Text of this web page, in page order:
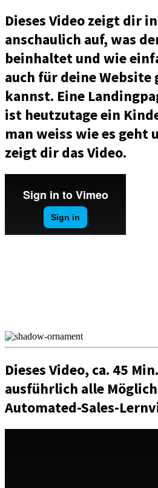
Dieses Video zeigt dir
anschaulich auf, was
beinhaltet und wie
auch für deine Website
kannst. Eine
ist heutzutage ein
man weiss wie es geht
zeigt dir das Video.
Dieses Video, ca. 45
ausführlich alle
Automated-Sales-